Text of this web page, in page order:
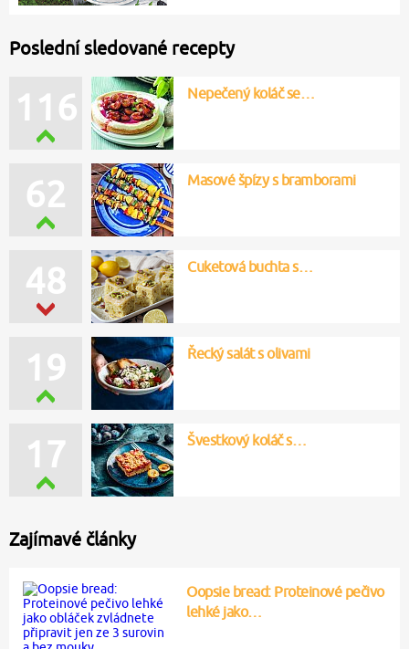
Poslední sledované recepty
116 Nepečený koláč se…
62 Masové špízy s bramborami
48 Cuketová buchta s…
19 Řecký salát s olivami
17 Švestkový koláč s…
Zajímavé články
Oopsie bread: Proteinové pečivo
lehké jako…